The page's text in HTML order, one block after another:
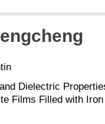
Dielectric
Films Filled with